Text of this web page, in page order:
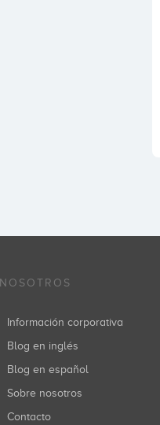
NOSOTROS
Información corporativa
Blog en inglés
Blog en español
Sobre nosotros
Contacto